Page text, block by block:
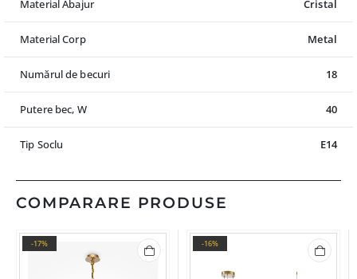
Material Abajur Cristal
Material Corp Metal
Numărul de becuri 18
Putere bec, W 40
Tip Soclu E14
COMPARARE PRODUSE
-17% -16%